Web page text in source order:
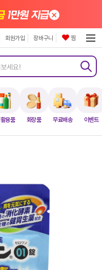
용품 화장품 무료배송 이벤트
1만원 지급×
회원가입 장바구니 찜